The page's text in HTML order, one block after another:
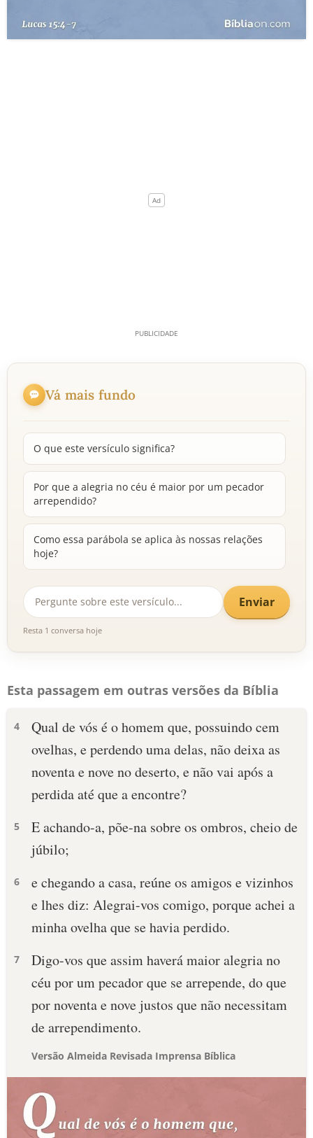
Vá mais fundo
O que este versículo significa?
Por que a alegria no céu é maior por um pecador
arrependido?
Como essa parábola se aplica às nossas relações
hoje?
Enviar
Resta 1 conversa hoje
Esta passagem em outras versões da Bíblia
4
Qual de vós é o homem que, possuindo cem
ovelhas, e perdendo uma delas, não deixa as
noventa e nove no deserto, e não vai após a
perdida até que a encontre?
5
E achando-a, põe-na sobre os ombros, cheio de
júbilo;
6
e chegando a casa, reúne os amigos e vizinhos
e lhes diz: Alegrai-vos comigo, porque achei a
minha ovelha que se havia perdido.
7
Digo-vos que assim haverá maior alegria no
céu por um pecador que se arrepende, do que
por noventa e nove justos que não necessitam
de arrependimento.
Versão Almeida Revisada Imprensa Bíblica